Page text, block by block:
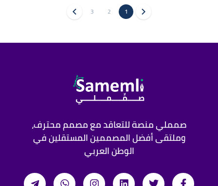
يومي بواقع بوستين إلى ثلاثة بوستات يوميًا، وذلك لضمان
1
2
3
صمملي منصة للتعاقد مع مصمم محترف،
وملتقى أفضل المصممين المستقلين في
الوطن العربي